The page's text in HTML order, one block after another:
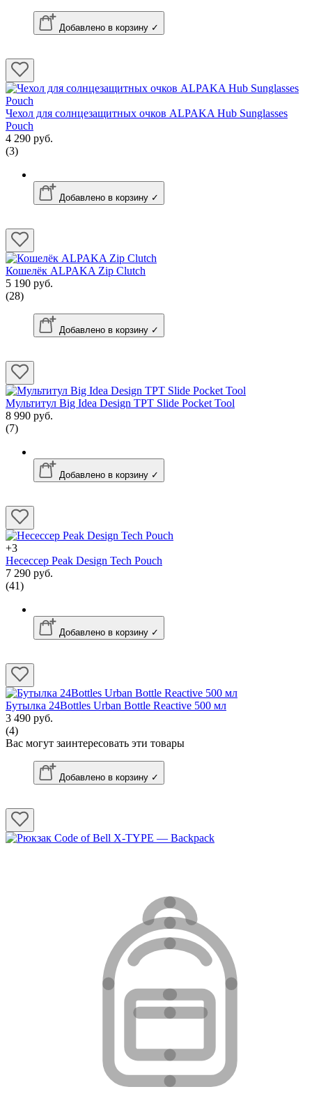
Добавлено в корзину ✓
Чехол для солнцезащитных очков ALPAKA Hub Sunglasses
Pouch
4 290 руб.
(3)
Добавлено в корзину ✓
Кошелёк ALPAKA Zip Clutch
5 190 руб.
(28)
Добавлено в корзину ✓
Мультитул Big Idea Design TPT Slide Pocket Tool
8 990 руб.
(7)
Добавлено в корзину ✓
+3
Несессер Peak Design Tech Pouch
7 290 руб.
(41)
Добавлено в корзину ✓
Бутылка 24Bottles Urban Bottle Reactive 500 мл
3 490 руб.
(4)
Вас могут заинтересовать эти товары
Добавлено в корзину ✓